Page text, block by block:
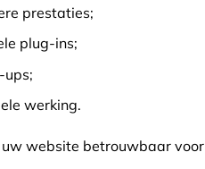
prestaties;
plug-ins;
ups;
werking.
website betrouwbaar voor